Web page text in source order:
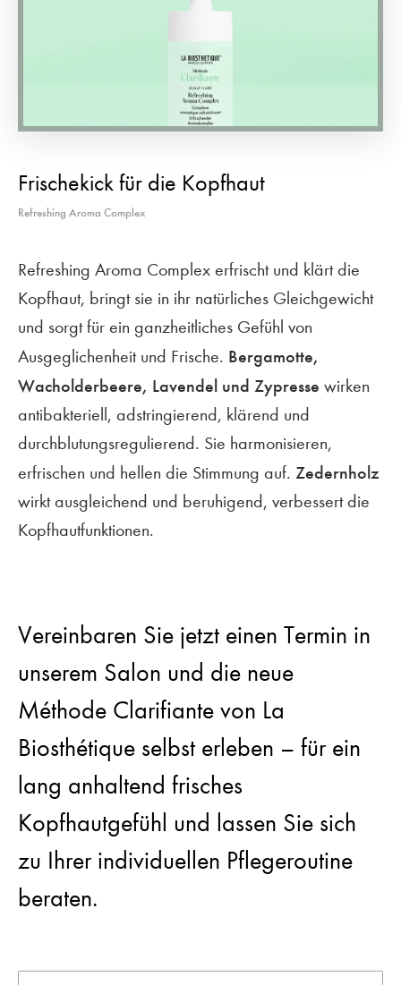
Frischekick für die Kopfhaut
Refreshing Aroma Complex
Refreshing Aroma Complex erfrischt und klärt die
Kopfhaut, bringt sie in ihr natürliches Gleichgewicht
und sorgt für ein ganzheitliches Gefühl von
Ausgeglichenheit und Frische. Bergamotte,
Wacholderbeere, Lavendel und Zypresse wirken
antibakteriell, adstringierend, klärend und
durchblutungsregulierend. Sie harmonisieren,
erfrischen und hellen die Stimmung auf. Zedernholz
wirkt ausgleichend und beruhigend, verbessert die
Kopfhautfunktionen.
Vereinbaren Sie jetzt einen Termin in
unserem Salon und die neue
Méthode Clarifiante von La
Biosthétique selbst erleben – für ein
lang anhaltend frisches
Kopfhautgefühl und lassen Sie sich
zu Ihrer individuellen Pflegeroutine
beraten.